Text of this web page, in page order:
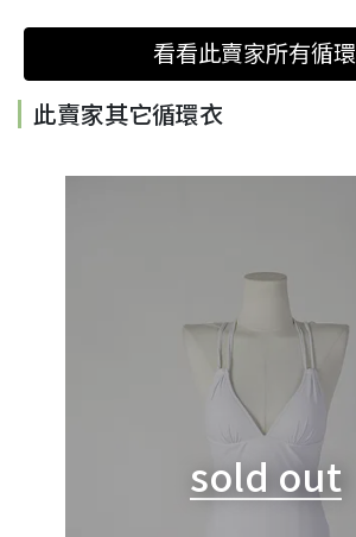
看看此賣家所有循
此賣家其它循環衣
sold out